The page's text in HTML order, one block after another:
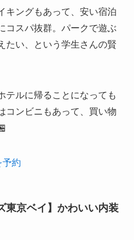
キングもあって、安い宿泊
コスパ抜群。パークで遊ぶ
たい、という学生さんの賢
テルに帰ることになっても
コンビニもあって、買い物
予約
東京ベイ】かわいい内装